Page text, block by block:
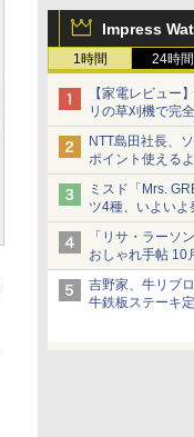
と
Impress
1時間 24時間
【家電レビュー
リの草刈機で完
NTT島田社長、
ポイント使えるよ
ミスド「Mrs.
ツ4種、いよいよ
「リサ・ラーソ
おしゃれ手帖 10
ザイン
吉野家、牛リブ
牛鉄板ステーキ